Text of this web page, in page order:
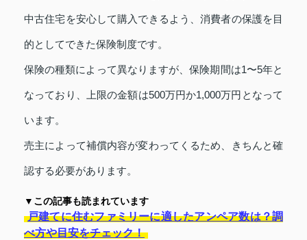
中古住宅を安心して購入できるよう、消費者の保護を目
的としてできた保険制度です。
保険の種類によって異なりますが、保険期間は1〜5年と
なっており、上限の金額は500万円か1,000万円となって
います。
売主によって補償内容が変わってくるため、きちんと確
認する必要があります。
▼この記事も読まれています
戸建てに住むファミリーに適したアンペア数は？調
べ方や目安をチェック！